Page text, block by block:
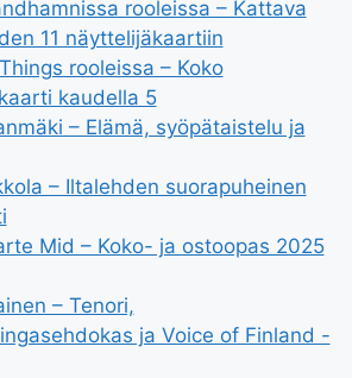
rooleissa – Kattava
11 näyttelijäkaartiin
rooleissa – Koko
kaudella 5
– Elämä, syöpätaistelu ja
– Iltalehden suorapuheinen
Mid – Koko- ja ostoopas 2025
– Tenori,
ja Voice of Finland -